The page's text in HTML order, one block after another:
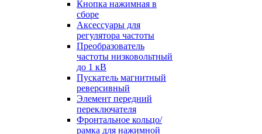
Кнопка нажимная в
сборе
Аксессуары для
регулятора частоты
Преобразователь
частоты низковольтный
до 1 кВ
Пускатель магнитный
реверсивный
Элемент передний
переключателя
Фронтальное кольцо/
рамка для нажимной